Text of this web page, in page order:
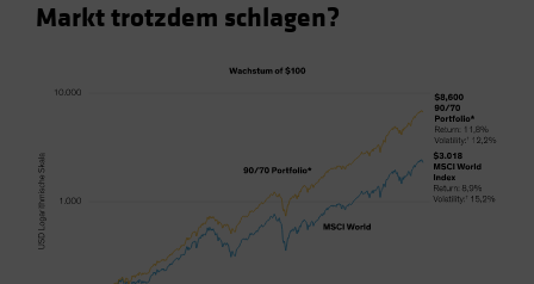
Markt trotzdem schlagen?